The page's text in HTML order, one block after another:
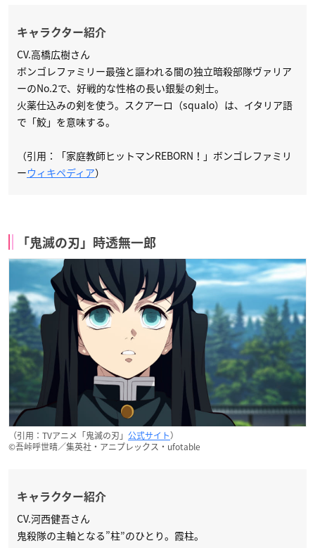
キャラクター紹介
CV.高橋広樹さん
ボンゴレファミリー最強と謳われる闇の独立暗殺部隊ヴァリア
ーのNo.2で、好戦的な性格の長い銀髪の剣士。
火薬仕込みの剣を使う。スクアーロ（squalo）は、イタリア語
で「鮫」を意味する。
（引用：「家庭教師ヒットマンREBORN！」ボンゴレファミリ
ーウィキペディア）
「鬼滅の刃」時透無一郎
（引用：TVアニメ「鬼滅の刃」 公式サイト）
©吾峠呼世晴／集英社・アニプレックス・ufotable
キャラクター紹介
CV.河西健吾さん
鬼殺隊の主軸となる”柱”のひとり。霞柱。